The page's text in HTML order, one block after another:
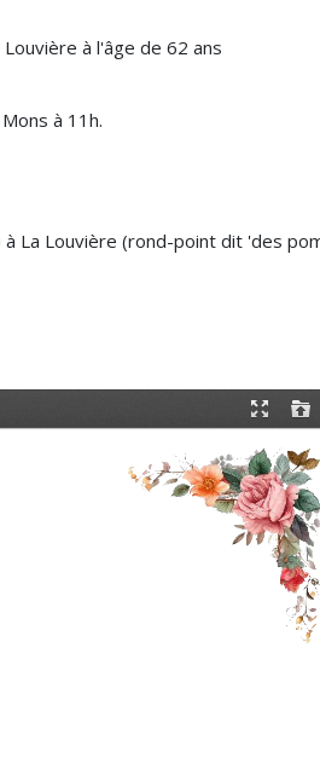
à l'âge de 62 ans
à 11h.
La Louvière (rond-point dit 'des